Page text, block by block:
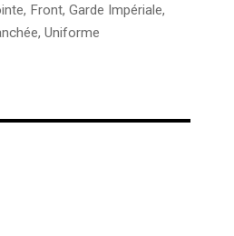
, Front, Garde Impériale,
, Uniforme